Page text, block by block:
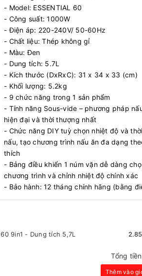
- Model: ESSENTIAL 60
- Công suất: 1000W
- Điện áp: 220-240V/ 50-60Hz
- Chất liệu: Thép không gỉ
- Màu: Đen
- Dung tích: 5.7L
- Kích thước (DxRxC): 31 x 34 x 33 (cm)
- Khối lượng: 5.2kg
- 9 chức năng trong 1 sản phẩm
- Tính năng Sous-vide – phương pháp
hiện đại và thời thượng nhất
- Chức năng DIY tuỳ chọn nhiệt độ và
nấu, tạo chương trình nấu ăn đa dạng
thích
- Bảng điều khiển 1 núm vặn dễ dàng
chương trình và chỉnh nhiệt độ chính xác
- Bảo hành: 12 tháng chính hãng (bằng
9in1 - Dung tích 5,7L
Tổng
Thêm vào